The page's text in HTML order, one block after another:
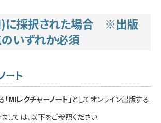
書一覧
検索
に採択された場合 ※出版
いずれか必須
ート
「MIレクチャーノート 」としてオンライン出版する.
しては、以下をご参照ください.